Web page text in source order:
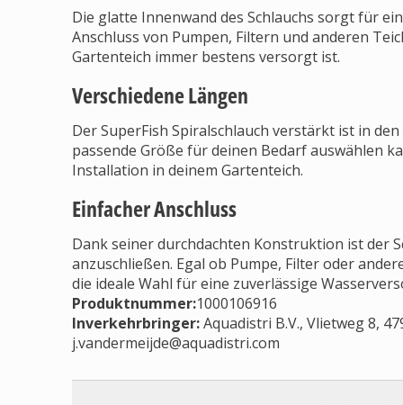
Die glatte Innenwand des Schlauchs sorgt für
Anschluss von Pumpen, Filtern und anderen
Gartenteich immer bestens versorgt ist.
Verschiedene Längen
Der SuperFish Spiralschlauch verstärkt ist in
passende Größe für deinen Bedarf auswählen
Installation in deinem Gartenteich.
Einfacher Anschluss
Dank seiner durchdachten Konstruktion ist der
anzuschließen. Egal ob Pumpe, Filter oder
die ideale Wahl für eine zuverlässige
Produktnummer:1000106916
Inverkehrbringer:Aquadistri B.V., Vlietweg 8,
j.vandermeijde@aquadistri.com